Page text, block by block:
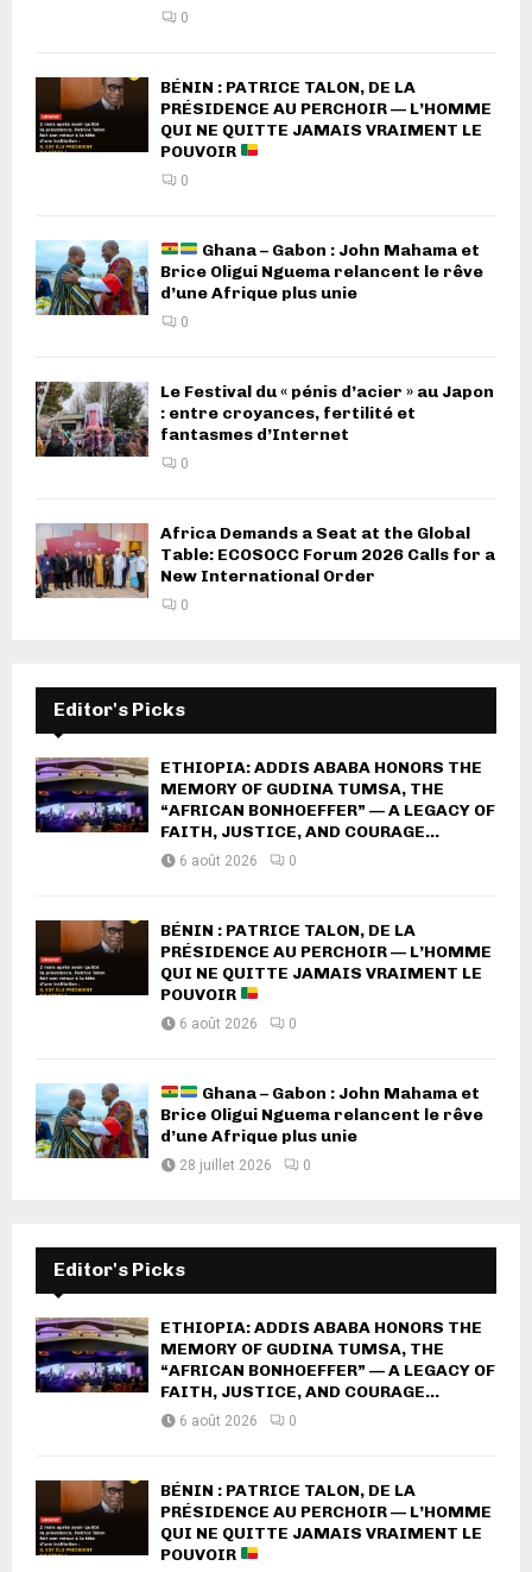
0
BÉNIN : PATRICE TALON, DE LA
PRÉSIDENCE AU PERCHOIR — L’HOMME
QUI NE QUITTE JAMAIS VRAIMENT LE
POUVOIR
0
Ghana – Gabon : John Mahama et
Brice Oligui Nguema relancent le rêve
d’une Afrique plus unie
0
Le Festival du « pénis d’acier » au Japon
: entre croyances, fertilité et
fantasmes d’Internet
0
Africa Demands a Seat at the Global
Table: ECOSOCC Forum 2026 Calls for a
New International Order
0
Editor's Picks
ETHIOPIA: ADDIS ABABA HONORS THE
MEMORY OF GUDINA TUMSA, THE
“AFRICAN BONHOEFFER” — A LEGACY OF
FAITH, JUSTICE, AND COURAGE...
6 août 2026 0
BÉNIN : PATRICE TALON, DE LA
PRÉSIDENCE AU PERCHOIR — L’HOMME
QUI NE QUITTE JAMAIS VRAIMENT LE
POUVOIR
6 août 2026 0
Ghana – Gabon : John Mahama et
Brice Oligui Nguema relancent le rêve
d’une Afrique plus unie
28 juillet 2026 0
Editor's Picks
ETHIOPIA: ADDIS ABABA HONORS THE
MEMORY OF GUDINA TUMSA, THE
“AFRICAN BONHOEFFER” — A LEGACY OF
FAITH, JUSTICE, AND COURAGE...
6 août 2026 0
BÉNIN : PATRICE TALON, DE LA
PRÉSIDENCE AU PERCHOIR — L’HOMME
QUI NE QUITTE JAMAIS VRAIMENT LE
POUVOIR